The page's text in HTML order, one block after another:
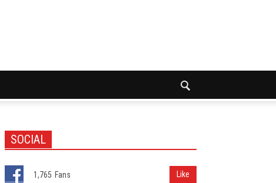
SOCIAL
1,765 Fans Like